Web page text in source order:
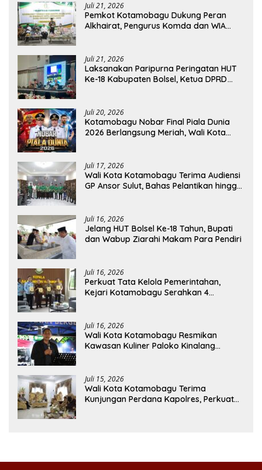
Juli 21, 2026
Pemkot Kotamobagu Dukung Peran
Alkhairat, Pengurus Komda dan WIA
Juli 21, 2026
Laksanakan Paripurna Peringatan HUT
Ke-18 Kabupaten Bolsel, Ketua DPRD
Juli 20, 2026
Kotamobagu Nobar Final Piala Dunia
2026 Berlangsung Meriah, Wali Kota
Juli 17, 2026
Wali Kota Kotamobagu Terima Audiensi
GP Ansor Sulut, Bahas Pelantikan hingga
Juli 16, 2026
Jelang HUT Bolsel Ke-18 Tahun, Bupati
dan Wabup Ziarahi Makam Para Pendiri
Juli 16, 2026
Perkuat Tata Kelola Pemerintahan,
Kejari Kotamobagu Serahkan 4
Juli 16, 2026
Wali Kota Kotamobagu Resmikan
Kawasan Kuliner Paloko Kinalang
Juli 15, 2026
Wali Kota Kotamobagu Terima
Kunjungan Perdana Kapolres, Perkuat